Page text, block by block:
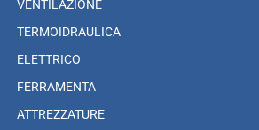
VENTILAZIONE
TERMOIDRAULICA
ELETTRICO
FERRAMENTA
ATTREZZATURE